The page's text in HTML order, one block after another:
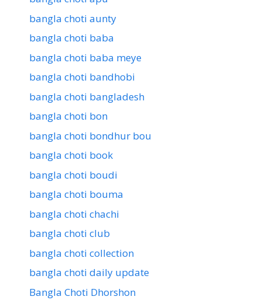
bangla choti aunty
bangla choti baba
bangla choti baba meye
bangla choti bandhobi
bangla choti bangladesh
bangla choti bon
bangla choti bondhur bou
bangla choti book
bangla choti boudi
bangla choti bouma
bangla choti chachi
bangla choti club
bangla choti collection
bangla choti daily update
Bangla Choti Dhorshon